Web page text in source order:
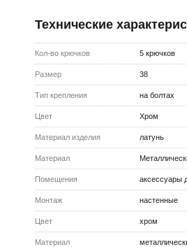
Технические
Кол-во крючков 5 крючков
Размер 38
Тип крепления на болтах
Цвет Хром
Материал изделия латунь
Материал
Помещения аксессуары
Монтаж настенные
Цвет хром
Материал